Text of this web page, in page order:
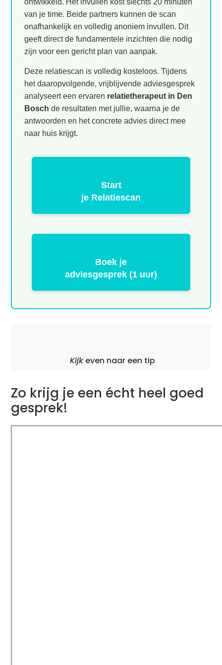
ontwikkeld. Het invullen kost slechts 20 minuten
van je time. Beide partners kunnen de scan
onafhankelijk en volledig anoniem invullen. Dit
geeft direct de fundamentele inzichten die nodig
zijn voor een gericht plan van aanpak.
Deze relatiescan is volledig kosteloos. Tijdens
het daaropvolgende, vrijblijvende adviesgesprek
analyseert een ervaren relatietherapeut in Den
Bosch de resultaten met jullie, waarna je de
antwoorden en het concrete advies direct mee
naar huis krijgt.
Start
je Relatiescan
Boek je
adviesgesprek (1 uur)
Kijkeven naar een tip
Zo krijg je een écht heel goed
gesprek!